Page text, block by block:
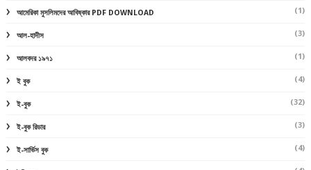
আমেরিকা মুসলিমদের আবিষ্কার PDF DOWNLOAD (1)
আল-হাদীস (3)
আলবদর ১৯৭১ (1)
ই বুক (4)
ই-বুক (32)
ই-বুক রিডার (3)
ই-সার্ভিস বুক (4)